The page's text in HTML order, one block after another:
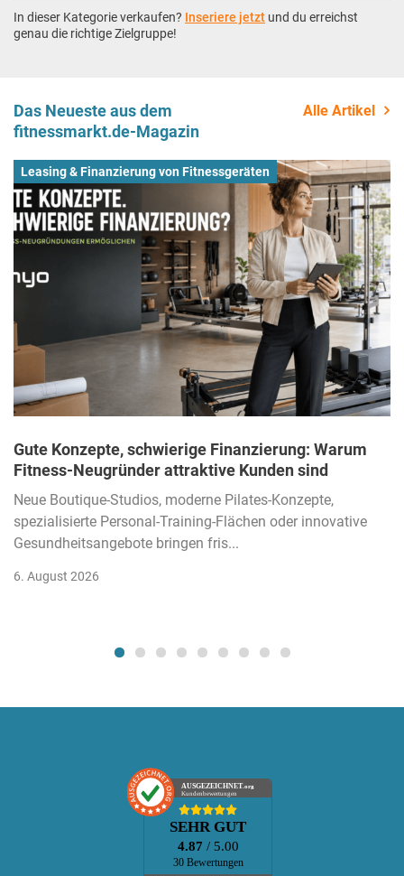
In dieser Kategorie verkaufen? Inseriere jetzt und du erreichst
genau die richtige Zielgruppe!
Das Neueste aus dem
fitnessmarkt.de-Magazin
Alle Artikel
Leasing & Finanzierung von Fitnessgeräten
Gute Konzepte, schwierige Finanzierung: Warum
Fitness-Neugründer attraktive Kunden sind
Neue Boutique-Studios, moderne Pilates-Konzepte,
spezialisierte Personal-Training-Flächen oder innovative
Gesundheitsangebote bringen fris...
6. August 2026
AUSGEZEICHNET.org
Kundenbewertungen
SEHR GUT
4.87 / 5.00
30 Bewertungen